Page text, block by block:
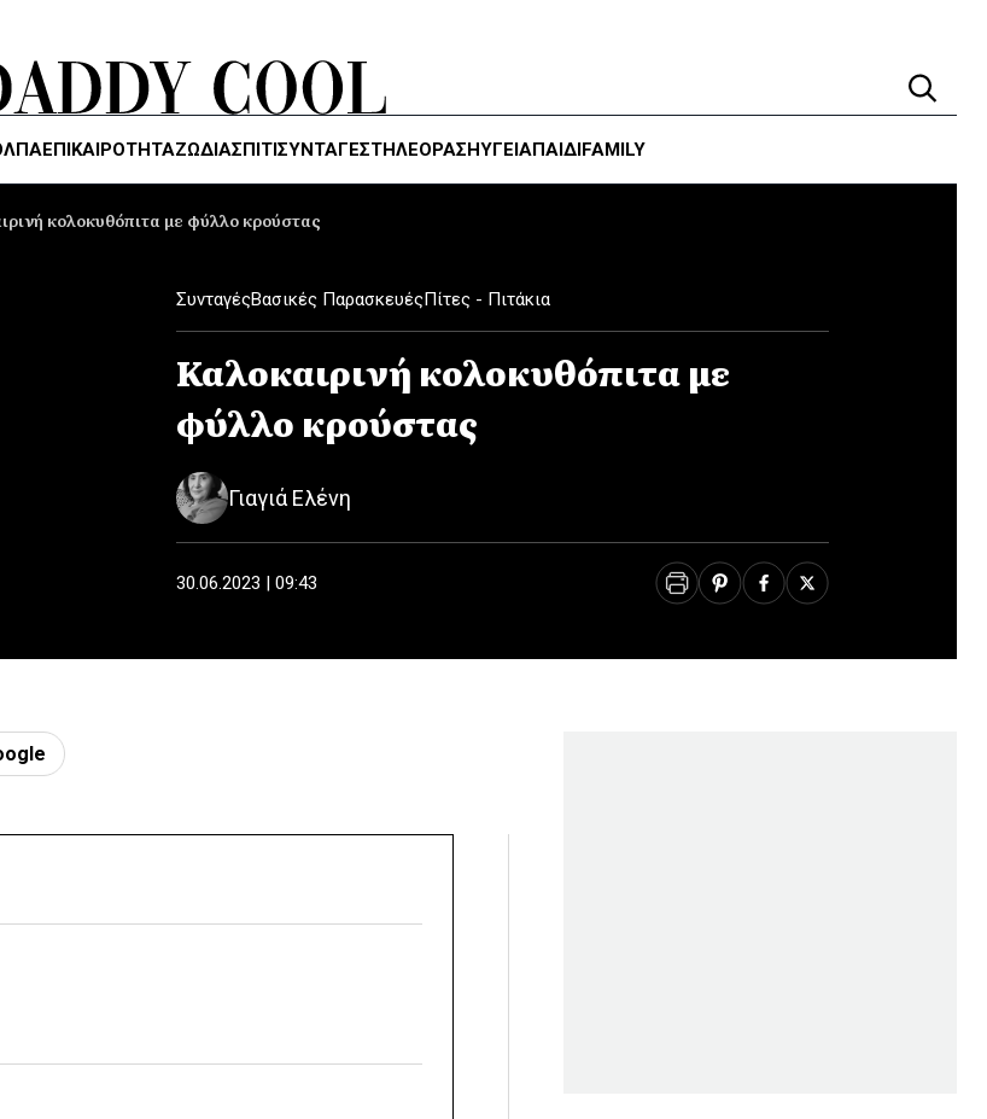
ΕΠΙΚΑΙΡΟΤΗΤΑΖΏΔΙΑΣΠΙΤΙΣΥΝΤΑΓΕΣΤΗΛΕΌΡΑΣΗΥΓΕΊΑΠΑΙΔΙFAMILY
κολοκυθόπιτα με φύλλο κρούστας
ΣυνταγέςΒασικές ΠαρασκευέςΠίτες - Πιτάκια
Καλοκαιρινή κολοκυθόπιτα με
φύλλο κρούστας
Γιαγιά Ελένη
30.06.2023 | 09:43